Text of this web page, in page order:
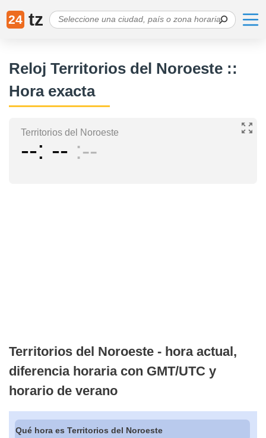
24 tz
Reloj Territorios del Noroeste ::
Hora exacta
Territorios del Noroeste
-- -- --
Territorios del Noroeste - hora actual,
diferencia horaria con GMT/UTC y
horario de verano
Qué hora es Territorios del Noroeste